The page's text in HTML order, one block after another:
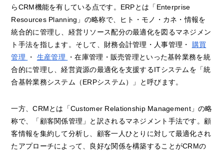
らCRM機能を有している点です。ERPとは「Enterprise
Resources Planning」の略称で、ヒト・モノ・カネ・情報を
統合的に管理し、経営リソース配分の最適化を図るマネジメン
ト手法を指します。そして、財務会計管理・人事管理・ 購買
管理
・ 生産管理
・在庫管理・販売管理といった基幹業務を統
合的に管理し、経営資源の最適化を支援するITシステムを「統
合基幹業務システム（ERPシステム）」と呼びます。
一方、CRMとは「Customer Relationship Management」の略
称で、「顧客関係管理」と訳されるマネジメント手法です。顧
客情報を集約して分析し、顧客一人ひとりに対して最適化され
たアプローチによって、良好な関係を構築することがCRMの